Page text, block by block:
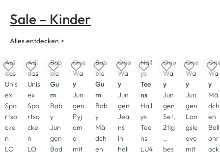
Sale – Kinder
Alles entdecken >
-33%
Adi
das
Unis
ex
Spo
rtso
cke
n
LO
-33%
Adi
das
Unis
ex
Spo
rtso
cke
n
LO
-23
Bub
ble
Gu
m
Bab
y
Jun
gen
Bod
One
Wa
y
Jun
gen
Pyj
am
a
mit
Bub
ble
Gu
m
Bab
y
Mä
dch
en
One
Wa
y
Jun
gen
Jea
ns
in
hell
Hail
ys
Tee
ns
Hail
ys
Tee
ns
LU4
One
Wa
y
Jun
gen
Set,
2tlg
.,
bes
One
Wa
y
Jun
gen
Lon
gsle
eve
mit
Wa
y
Mä
dch
en
Ball
onr
ock